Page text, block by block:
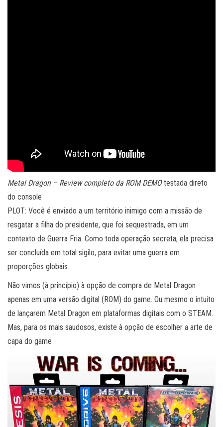
Metal Dragon – Review completo da ROM DEMOtestada direto
do console
PLOT: Você é enviado a um território inimigo com a missão de
resgatar a filha do presidente, que foi sequestrada, em um
contexto de Guerra Fria. Como toda operação secreta, ela precisa
ser concluída em total sigilo, para evitar uma guerra em
proporções globais.
Não vimos (à princípio) à opção de compra de Metal Dragon
apenas em uma versão digital (ROM) do game. Ou mesmo o intuito
de lançarem Metal Dragon em plataformas digitais com o STEAM.
Mas, para os mais saudosos, existe à opção de escolher a arte de
capa do game